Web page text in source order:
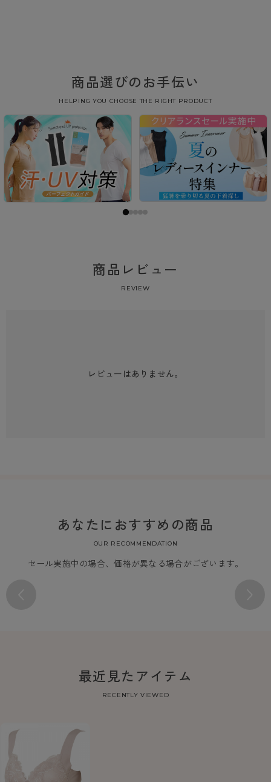
商品選びのお手伝い
HELPING YOU CHOOSE THE RIGHT PRODUCT
商品レビュー
REVIEW
レビューはありません。
あなたにおすすめの商品
OUR RECOMMENDATION
セール実施中の場合、価格が異なる場合がございます。
最近見たアイテム
RECENTLY VIEWED